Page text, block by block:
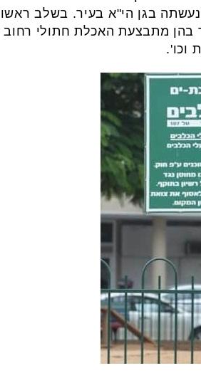
בגן הי"א בעיר. בשלב
בהן מתבצעת האכלת חתולי
וכו'.